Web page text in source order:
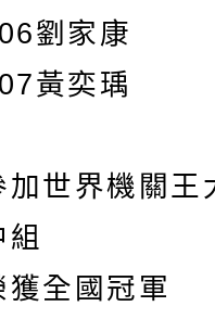
劉家康
黃奕瑀
加世界機關
組
獲全國冠軍